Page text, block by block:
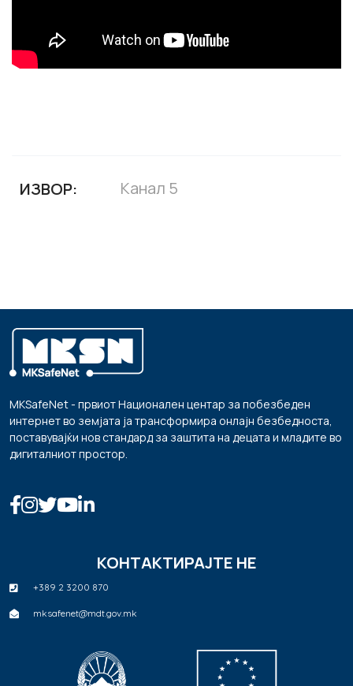
ИЗВОР: Канал 5
MKSafeNet - првиот Национален центар за побезбеден
интернет во земјата ја трансформира онлајн безбедноста,
поставувајќи нов стандард за заштита на децата и младите во
дигиталниот простор.
КОНТАКТИРАЈТЕ НЕ
+389 2 3200 870
mksafenet@mdt.gov.mk